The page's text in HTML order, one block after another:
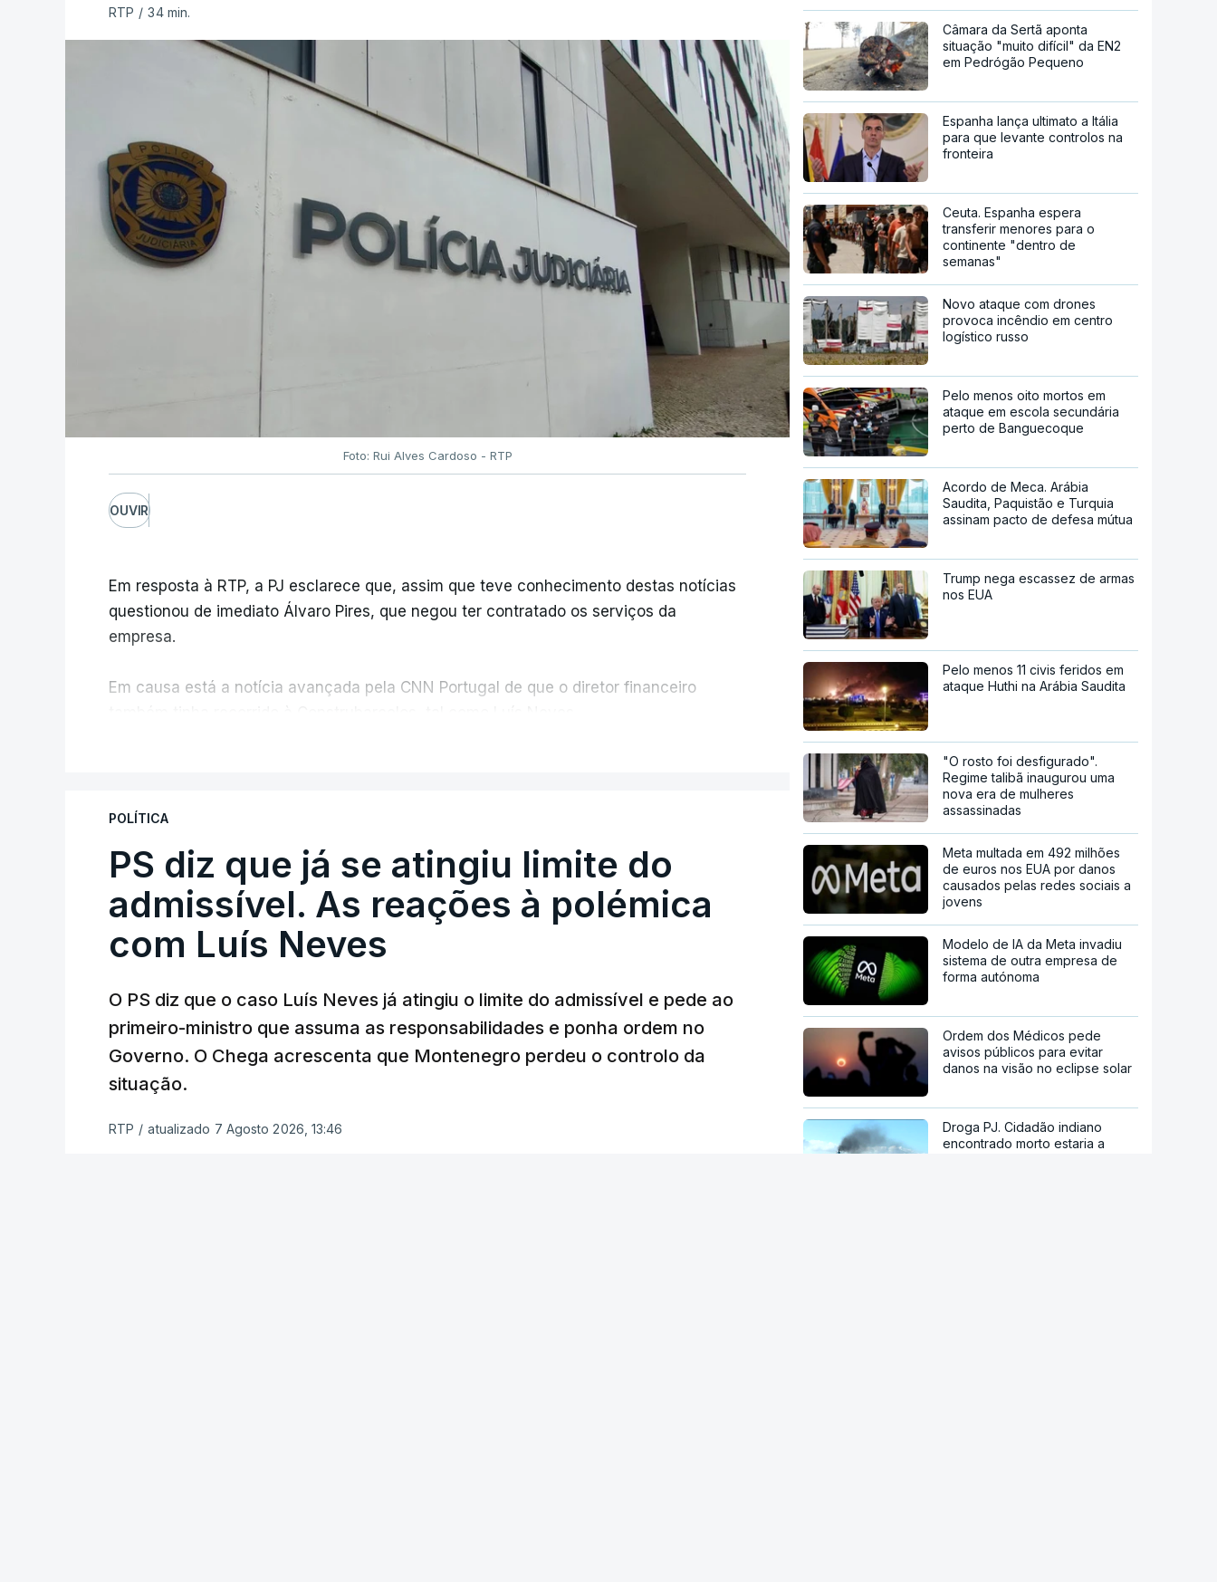
RTP / 34 min.
Foto: Rui Alves Cardoso - RTP
OUVIR
Em resposta à RTP, a PJ esclarece que, assim que teve conhecimento destas notícias
questionou de imediato Álvaro Pires, que negou ter contratado os serviços da
empresa.
Em causa está a notícia avançada pela CNN Portugal de que o diretor financeiro
ARTIGOS RELACIONADOS
Empreiteiro da Construbarcelos também fez obras na casa do
diretor financeiro da PJ
atualizado 7 Agosto 2026, 14:25
Empreiteiro que fez obras na casa de Luís Neves também
trabalhou para o diretor financeiro da PJ
atualizado 7 Agosto 2026, 14:26
POLÍTICA
PS diz que já se atingiu limite do
admissível. As reações à polémica
com Luís Neves
O PS diz que o caso Luís Neves já atingiu o limite do admissível e pede ao
primeiro-ministro que assuma as responsabilidades e ponha ordem no
Governo. O Chega acrescenta que Montenegro perdeu o controlo da
situação.
RTP / atualizado 7 Agosto 2026, 13:46
Câmara da Sertã aponta
situação "muito difícil" da EN2
em Pedrógão Pequeno
Espanha lança ultimato a Itália
para que levante controlos na
fronteira
Ceuta. Espanha espera
transferir menores para o
continente "dentro de
semanas"
Novo ataque com drones
provoca incêndio em centro
logístico russo
Pelo menos oito mortos em
ataque em escola secundária
perto de Banguecoque
Acordo de Meca. Arábia
Saudita, Paquistão e Turquia
assinam pacto de defesa mútua
Trump nega escassez de armas
nos EUA
Pelo menos 11 civis feridos em
ataque Huthi na Arábia Saudita
"O rosto foi desfigurado".
Regime talibã inaugurou uma
nova era de mulheres
assassinadas
Meta multada em 492 milhões
de euros nos EUA por danos
causados pelas redes sociais a
jovens
Modelo de IA da Meta invadiu
sistema de outra empresa de
forma autónoma
Ordem dos Médicos pede
avisos públicos para evitar
danos na visão no eclipse solar
Droga PJ. Cidadão indiano
encontrado morto estaria a